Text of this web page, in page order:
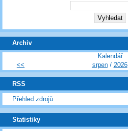
Archiv
Kalendář
<<
srpen/ 2026
RSS
Přehled zdrojů
Statistiky